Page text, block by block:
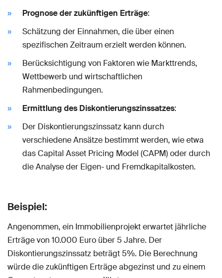
Prognose der zukünftigen Erträge:
Schätzung der Einnahmen, die über einen
spezifischen Zeitraum erzielt werden können.
Berücksichtigung von Faktoren wie Markttrends,
Wettbewerb und wirtschaftlichen
Rahmenbedingungen.
Ermittlung des Diskontierungszinssatzes:
Der Diskontierungszinssatz kann durch
verschiedene Ansätze bestimmt werden, wie etwa
das Capital Asset Pricing Model (CAPM) oder durch
die Analyse der Eigen- und Fremdkapitalkosten.
Beispiel:
Angenommen, ein Immobilienprojekt erwartet jährliche
Erträge von 10.000 Euro über 5 Jahre. Der
Diskontierungszinssatz beträgt 5%. Die Berechnung
würde die zukünftigen Erträge abgezinst und zu einem